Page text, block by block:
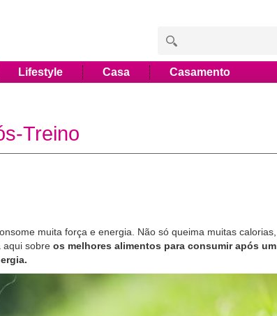
Lifestyle Casa Casamento
Treino
muita força e energia. Não só queima muitas calorias,
aqui sobre os melhores alimentos para consumir após um